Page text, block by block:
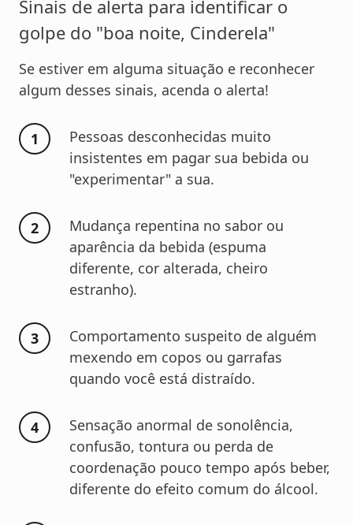
Sinais de alerta para identificar o
golpe do "boa noite, Cinderela"
Se estiver em alguma situação e reconhecer
algum desses sinais, acenda o alerta!
Pessoas desconhecidas muito
insistentes em pagar sua bebida ou
"experimentar" a sua.
Mudança repentina no sabor ou
aparência da bebida (espuma
diferente, cor alterada, cheiro
estranho).
Comportamento suspeito de alguém
mexendo em copos ou garrafas
quando você está distraído.
Sensação anormal de sonolência,
confusão, tontura ou perda de
coordenação pouco tempo após beber,
diferente do efeito comum do álcool.